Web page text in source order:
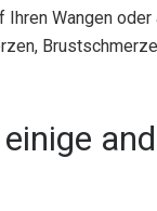
Ihren Wangen